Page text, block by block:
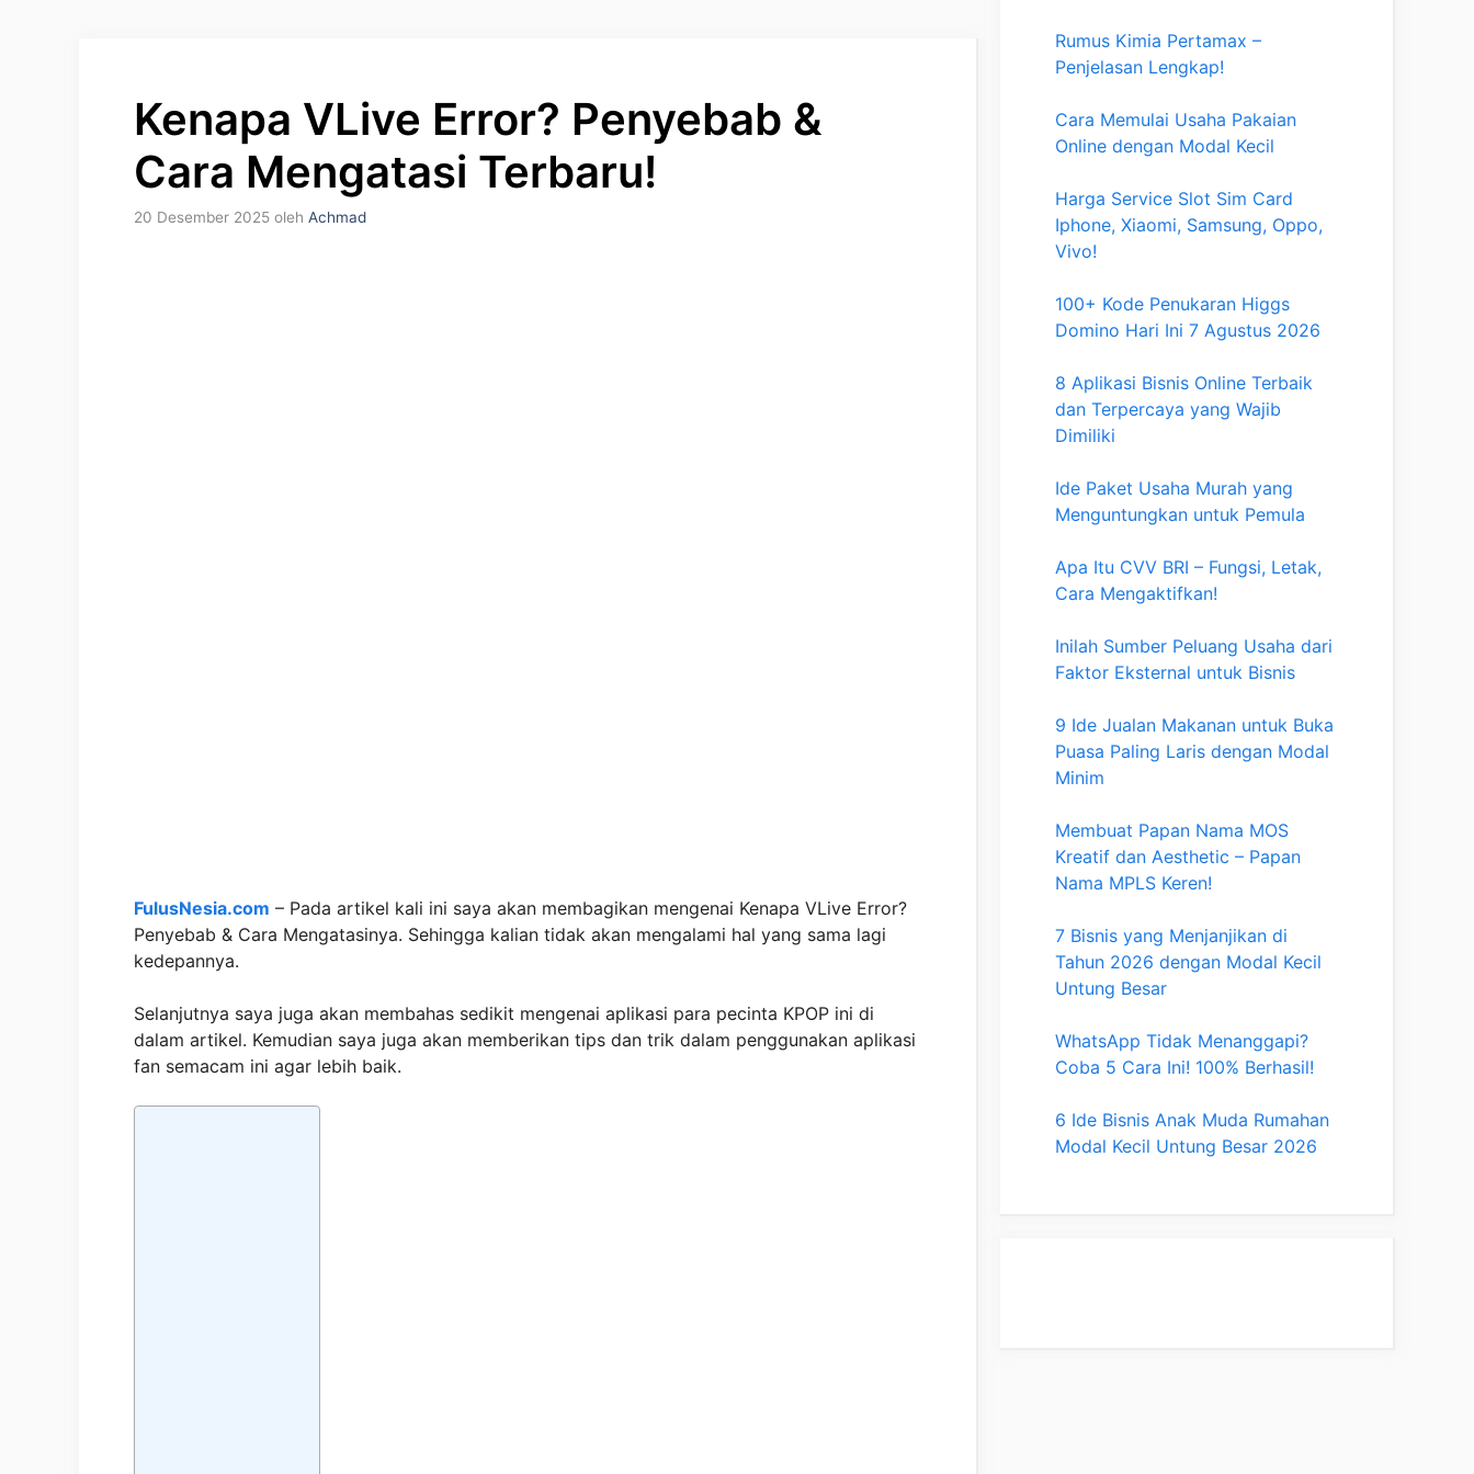
Kenapa VLive Error? Penyebab &
Cara Mengatasi Terbaru!
20 Desember 2025 oleh Achmad
FulusNesia.com – Pada artikel kali ini saya akan membagikan mengenai Kenapa VLive Error?
Penyebab & Cara Mengatasinya. Sehingga kalian tidak akan mengalami hal yang sama lagi
kedepannya.
Selanjutnya saya juga akan membahas sedikit mengenai aplikasi para pecinta KPOP ini di
dalam artikel. Kemudian saya juga akan memberikan tips dan trik dalam penggunakan aplikasi
fan semacam ini agar lebih baik.
Rumus Kimia Pertamax –
Penjelasan Lengkap!
Cara Memulai Usaha Pakaian
Online dengan Modal Kecil
Harga Service Slot Sim Card
Iphone, Xiaomi, Samsung, Oppo,
Vivo!
100+ Kode Penukaran Higgs
Domino Hari Ini 7 Agustus 2026
8 Aplikasi Bisnis Online Terbaik
dan Terpercaya yang Wajib
Dimiliki
Ide Paket Usaha Murah yang
Menguntungkan untuk Pemula
Apa Itu CVV BRI – Fungsi, Letak,
Cara Mengaktifkan!
Inilah Sumber Peluang Usaha dari
Faktor Eksternal untuk Bisnis
9 Ide Jualan Makanan untuk Buka
Puasa Paling Laris dengan Modal
Minim
Membuat Papan Nama MOS
Kreatif dan Aesthetic – Papan
Nama MPLS Keren!
7 Bisnis yang Menjanjikan di
Tahun 2026 dengan Modal Kecil
Untung Besar
WhatsApp Tidak Menanggapi?
Coba 5 Cara Ini! 100% Berhasil!
6 Ide Bisnis Anak Muda Rumahan
Modal Kecil Untung Besar 2026